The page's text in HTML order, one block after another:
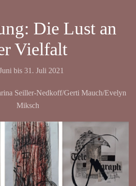
Die Lust an
Vielfalt
bis 31. Juli 2021
Seiller-Nedkoff/Gerti Mauch/Evelyn
Miksch